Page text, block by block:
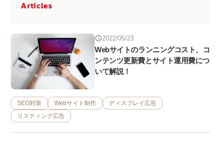
Articles
2022/05/23
Webサイトのランニングコスト、コ
ンテンツ更新費とサイト運用費につ
いて解説！
SEO対策 Webサイト制作
ディスプレイ広告
リスティング広告